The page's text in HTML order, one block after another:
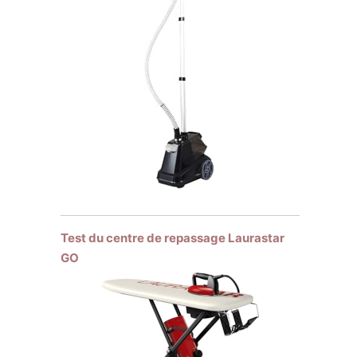
Test du centre de repassage Laurastar
GO